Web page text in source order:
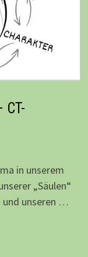
CT-
in unserem
„Säulen“
und unseren …